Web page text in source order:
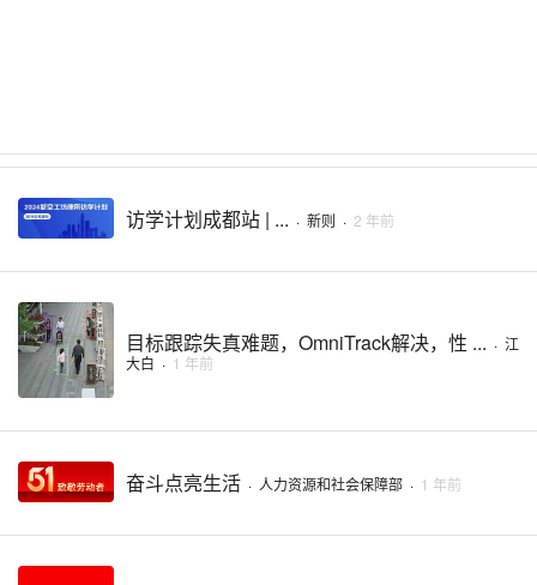
访学计划成都站 | ... · 新则 · 2 年前
目标跟踪失真难题，OmniTrack解决，性 ... · 江
大白 · 1 年前
奋斗点亮生活 · 人力资源和社会保障部 · 1 年前